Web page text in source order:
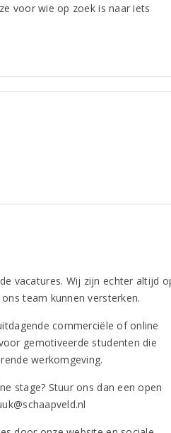
voor wie op zoek is naar iets
vacatures. Wij zijn echter altijd
team kunnen versterken.
commerciële of online
gemotiveerde studenten die
werkomgeving.
stage? Stuur ons dan een open